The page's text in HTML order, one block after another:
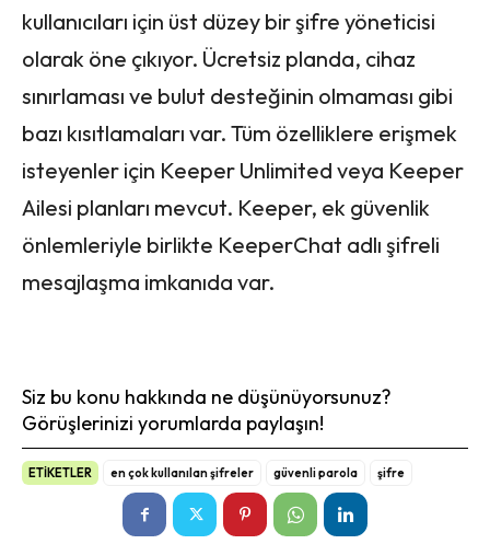
kullanıcıları için üst düzey bir şifre yöneticisi
olarak öne çıkıyor. Ücretsiz planda, cihaz
sınırlaması ve bulut desteğinin olmaması gibi
bazı kısıtlamaları var. Tüm özelliklere erişmek
isteyenler için Keeper Unlimited veya Keeper
Ailesi planları mevcut. Keeper, ek güvenlik
önlemleriyle birlikte KeeperChat adlı şifreli
mesajlaşma imkanıda var.
Siz bu konu hakkında ne düşünüyorsunuz?
Görüşlerinizi yorumlarda paylaşın!
ETİKETLER en çok kullanılan şifreler güvenli parola şifre